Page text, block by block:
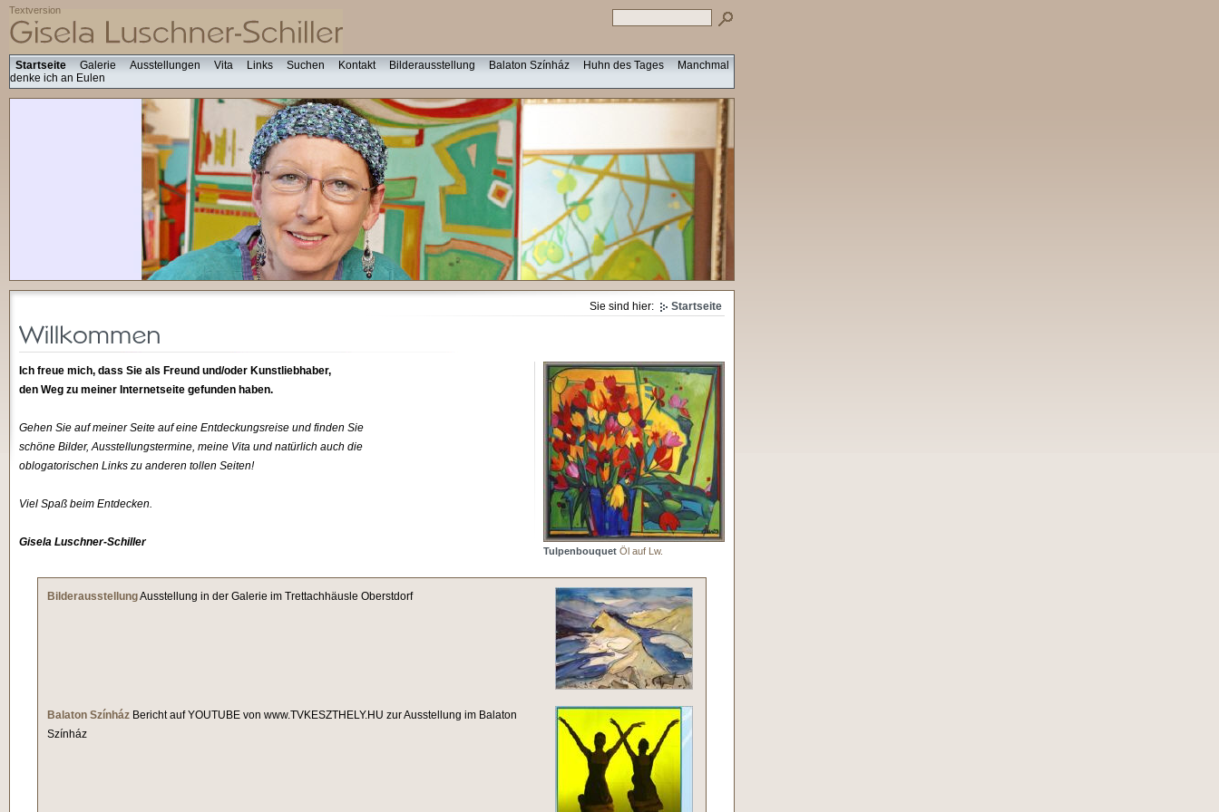
Textversion
Startseite Galerie Ausstellungen Vita Links Suchen Kontakt Bilderausstellung Balaton Színház Huhn des Tages
Manchmal
denke ich an Eulen
Sie sind hier: Startseite
Tulpenbouquet Öl auf Lw.
Ich freue mich, dass Sie als Freund und/oder Kunstliebhaber,
den Weg zu meiner Internetseite gefunden haben.
Gehen Sie auf meiner Seite auf eine Entdeckungsreise und finden Sie
schöne Bilder, Ausstellungstermine, meine Vita und natürlich auch die
oblogatorischen Links zu anderen tollen Seiten!
Viel Spaß beim Entdecken.
Gisela Luschner-Schiller
BilderausstellungAusstellung in der Galerie im Trettachhäusle Oberstdorf
Balaton Színház Bericht auf YOUTUBE von www.TVKESZTHELY.HU zur Ausstellung im Balaton
Színház